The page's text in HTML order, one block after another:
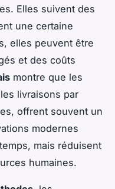
Elles suivent des
une certaine
elles peuvent être
et des coûts
montre que les
livraisons par
offrent souvent un
modernes
mais réduisent
humaines.